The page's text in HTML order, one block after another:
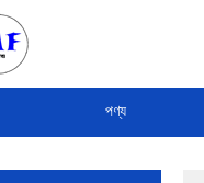
পণ্য